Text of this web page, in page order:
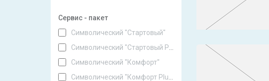
Сервис - пакет
Символический "Стартовый"
Символический "Стартовый Plus"
Символический "Комфорт"
Символический "Комфорт Plus"